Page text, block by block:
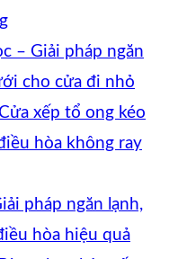
– Giải pháp ngăn
cho cửa đi nhỏ
xếp tổ ong kéo
hòa không ray
pháp ngăn lạnh,
hòa hiệu quả